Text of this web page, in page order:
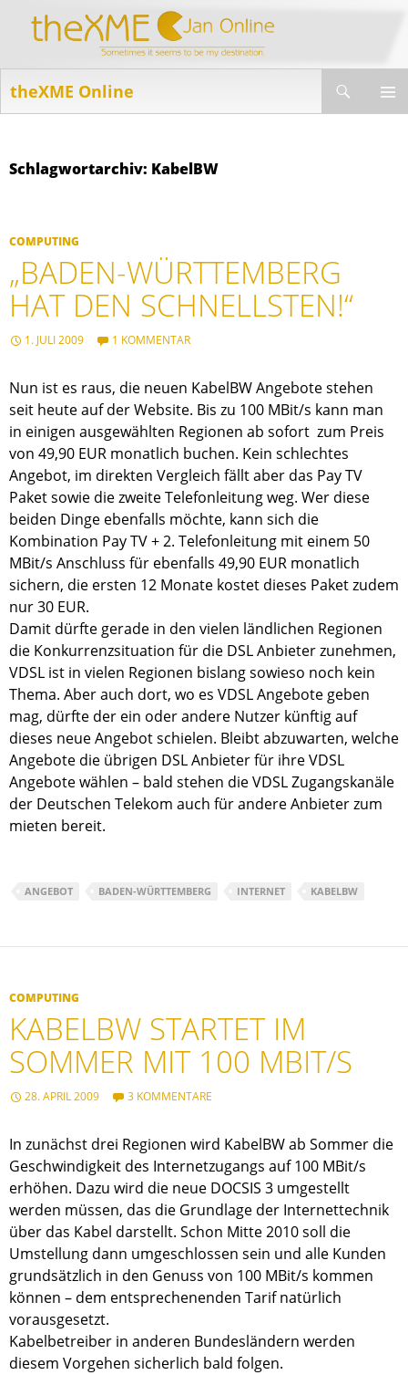
theXME Online
Schlagwortarchiv: KabelBW
COMPUTING
„BADEN-WÜRTTEMBERG
HAT DEN SCHNELLSTEN!“
1. JULI 2009 1 KOMMENTAR
Nun ist es raus, die neuen KabelBW Angebote stehen
seit heute auf der Website. Bis zu 100 MBit/s kann man
in einigen ausgewählten Regionen ab sofort zum Preis
von 49,90 EUR monatlich buchen. Kein schlechtes
Angebot, im direkten Vergleich fällt aber das Pay TV
Paket sowie die zweite Telefonleitung weg. Wer diese
beiden Dinge ebenfalls möchte, kann sich die
Kombination Pay TV + 2. Telefonleitung mit einem 50
MBit/s Anschluss für ebenfalls 49,90 EUR monatlich
sichern, die ersten 12 Monate kostet dieses Paket zudem
nur 30 EUR.
Damit dürfte gerade in den vielen ländlichen Regionen
die Konkurrenzsituation für die DSL Anbieter zunehmen,
VDSL ist in vielen Regionen bislang sowieso noch kein
Thema. Aber auch dort, wo es VDSL Angebote geben
mag, dürfte der ein oder andere Nutzer künftig auf
dieses neue Angebot schielen. Bleibt abzuwarten, welche
Angebote die übrigen DSL Anbieter für ihre VDSL
Angebote wählen – bald stehen die VDSL Zugangskanäle
der Deutschen Telekom auch für andere Anbieter zum
mieten bereit.
ANGEBOT BADEN-WÜRTTEMBERG INTERNET KABELBW
COMPUTING
KABELBW STARTET IM
SOMMER MIT 100 MBIT/S
28. APRIL 2009 3 KOMMENTARE
In zunächst drei Regionen wird KabelBW ab Sommer die
Geschwindigkeit des Internetzugangs auf 100 MBit/s
erhöhen. Dazu wird die neue DOCSIS 3 umgestellt
werden müssen, das die Grundlage der Internettechnik
über das Kabel darstellt. Schon Mitte 2010 soll die
Umstellung dann umgeschlossen sein und alle Kunden
grundsätzlich in den Genuss von 100 MBit/s kommen
können – dem entsprechenenden Tarif natürlich
vorausgesetzt.
Kabelbetreiber in anderen Bundesländern werden
diesem Vorgehen sicherlich bald folgen.